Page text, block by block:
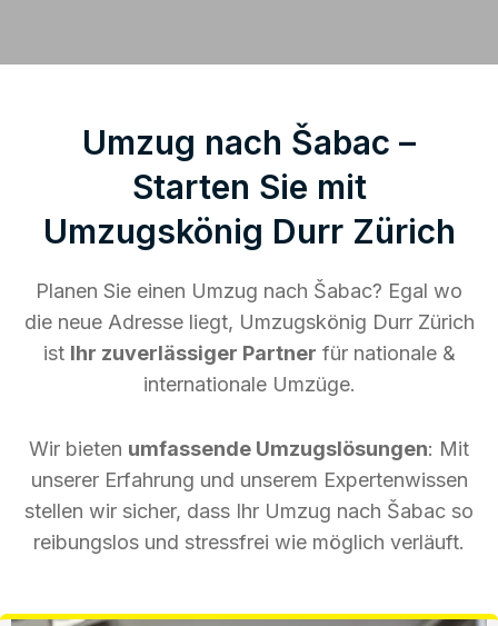
Umzug nach Šabac –
Starten Sie mit
Umzugskönig Durr Zürich
Planen Sie einen Umzug nach Šabac? Egal wo
die neue Adresse liegt, Umzugskönig Durr Zürich
ist Ihr zuverlässiger Partner für nationale &
internationale Umzüge.
Wir bieten umfassende Umzugslösungen: Mit
unserer Erfahrung und unserem Expertenwissen
stellen wir sicher, dass Ihr Umzug nach Šabac so
reibungslos und stressfrei wie möglich verläuft.